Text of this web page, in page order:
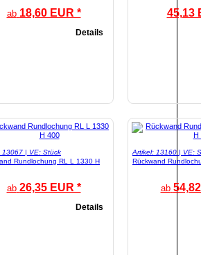
ab 18,60 EUR *
Details
45,13
13067 | VE: Stück
Rundlochung RL L 1330 H
ab 26,35 EUR *
Details
Artikel: 13160 | VE:
Rückwand
ab